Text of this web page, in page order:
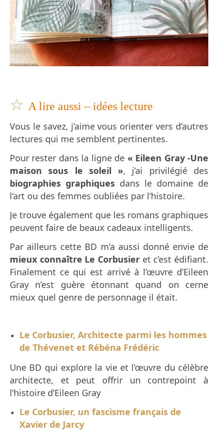
☆ A lire aussi – idées lecture
Vous le savez, j’aime vous orienter vers d’autres
lectures qui me semblent pertinentes.
Pour rester dans la ligne de « Eileen Gray -Une
maison sous le soleil », j’ai privilégié des
biographies graphiques dans le domaine de
l’art ou des femmes oubliées par l’histoire.
Je trouve également que les romans graphiques
peuvent faire de beaux cadeaux intelligents.
Par ailleurs cette BD m’a aussi donné envie de
mieux connaître Le Corbusier et c’est édifiant.
Finalement ce qui est arrivé à l’œuvre d’Eileen
Gray n’est guère étonnant quand on cerne
mieux quel genre de personnage il était.
Le Corbusier, Architecte parmi les hommes
de Thévenet et Rébéna Frédéric
Une BD qui explore la vie et l’œuvre du célèbre
architecte, et peut offrir un contrepoint à
l’histoire d’Eileen Gray
Le Corbusier, un fascisme français de
Xavier de Jarcy